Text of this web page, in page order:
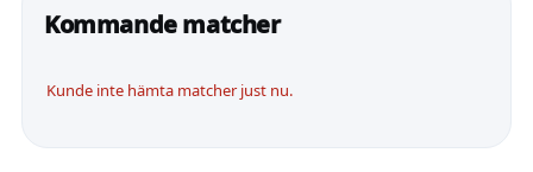
Kommande matcher
Kunde inte hämta matcher just nu.